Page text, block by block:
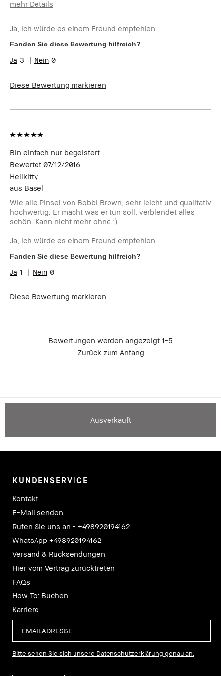
mehr Details
Hauttyp
Normal
Hautton
Hell - Mittel
Hautbedürfnis(se)
Ja, ich würde es einem Freund empfehlen
Fanden Sie diese Bewertung hilfreich?
3 0
Diese Bewertung markieren
Bin einfach nur begeistert
Bewertet 07/12/2016
Hellkitty
aus Basel
Wie alle Pinsel von Bobbi Brown, sehr leicht und qualitativ
hochwertig. Er macht was er tun soll, verblendet alles
schön. Kann nicht mehr ohne.:)
Ja, ich würde es einem Freund empfehlen
Fanden Sie diese Bewertung hilfreich?
1 0
Diese Bewertung markieren
Bewertungen werden angezeigt 1-5
Zurück zum Anfang
Ausverkauft
KUNDENSERVICE
Kontakt
E-Mail senden
Rufen Sie uns an - +498920194162
WhatsApp +498920194162
Versand & Rücksendungen
Hier vom Vertrag zurücktreten
FAQs
How To: Buchen
Karriere
Bitte sehen Sie sich unsere Datenschutzerklärung genau an.